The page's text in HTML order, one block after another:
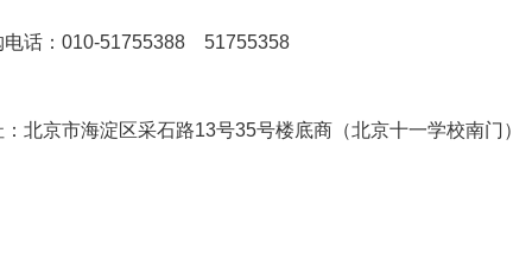
电话：010-51755388 51755358
：北京市海淀区采石路13号35号楼底商（北京十一学校南门）